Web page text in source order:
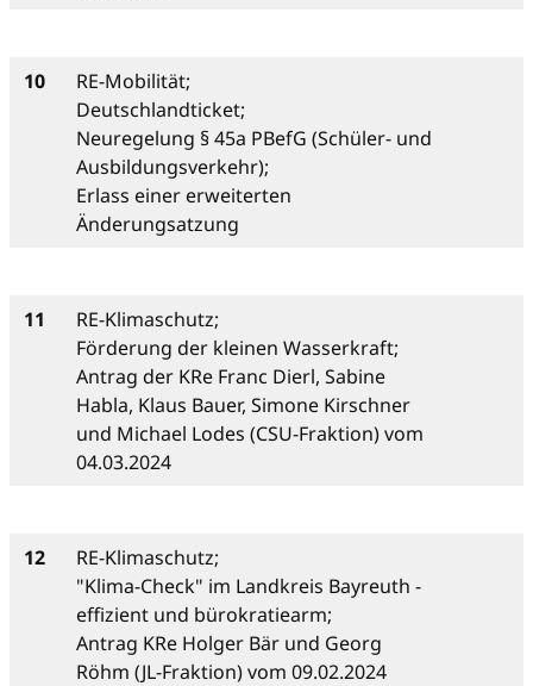
10
RE-Mobilität;
Deutschlandticket;
Neuregelung § 45a PBefG (Schüler- und
Ausbildungsverkehr);
Erlass einer erweiterten
Änderungsatzung
11
RE-Klimaschutz;
Förderung der kleinen Wasserkraft;
Antrag der KRe Franc Dierl, Sabine
Habla, Klaus Bauer, Simone Kirschner
und Michael Lodes (CSU-Fraktion) vom
04.03.2024
12
RE-Klimaschutz;
"Klima-Check" im Landkreis Bayreuth -
effizient und bürokratiearm;
Antrag KRe Holger Bär und Georg
Röhm (JL-Fraktion) vom 09.02.2024